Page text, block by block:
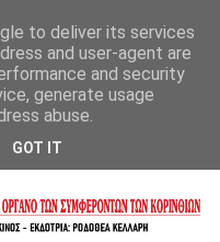
to deliver its services
and user-agent are
and security
generate usage
abuse.
GOT IT